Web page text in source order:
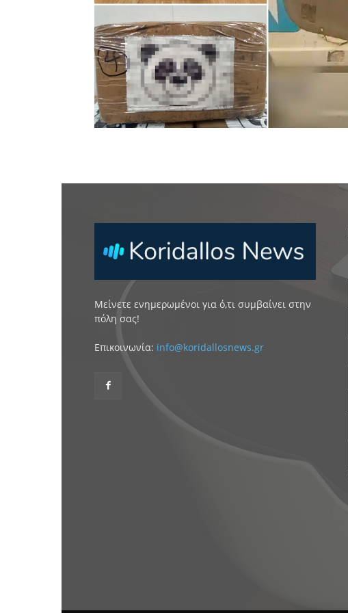
Μείνετε ενημερωμένοι για ό,τι συμβαίνει στην
πόλη σας!
Επικοινωνία: info@koridallosnews.gr